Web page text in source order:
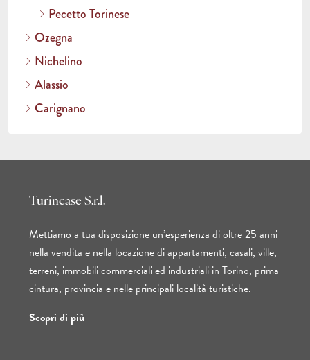
Pecetto Torinese
Ozegna
Nichelino
Alassio
Carignano
Turincase S.r.l.
Mettiamo a tua disposizione un’esperienza di oltre 25 anni
nella vendita e nella locazione di appartamenti, casali, ville,
terreni, immobili commerciali ed industriali in Torino, prima
cintura, provincia e nelle principali località turistiche.
Scopri di più